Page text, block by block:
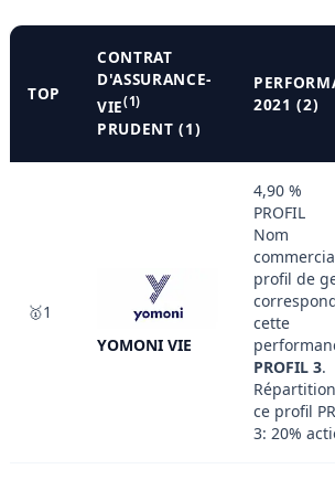
TOP
CONTRAT
D'ASSURANCE-
VIE(1)
PRUDENT (1)
2021 (2)
🥇1
YOMONI VIE
4,90 %
PROFIL
Nom
profil de
cette
PROFIL 3.
ce profil
3: 20%